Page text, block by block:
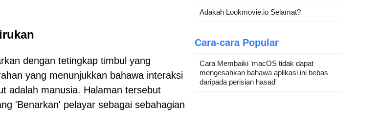
dengan tetingkap timbul yang
yang menunjukkan bahawa interaksi
adalah manusia. Halaman tersebut
'Benarkan' pelayar sebagai sebahagian
Adakah Lookmovie.io Selamat?
Cara-cara Popular
Cara Membaiki 'macOS tidak dapat
mengesahkan bahawa aplikasi ini bebas
daripada perisian hasad'